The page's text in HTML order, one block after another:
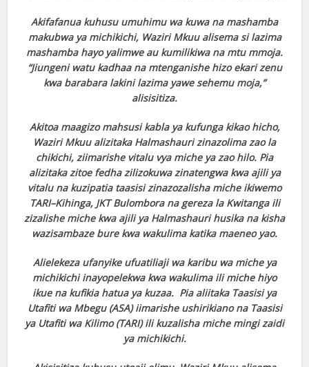
Akifafanua kuhusu umuhimu wa kuwa na mashamba
makubwa ya michikichi, Waziri Mkuu alisema si lazima
mashamba hayo yalimwe au kumilikiwa na mtu mmoja.
“Jiungeni watu kadhaa na mtenganishe hizo ekari zenu
kwa barabara lakini lazima yawe sehemu moja,”
alisisitiza.
Akitoa maagizo mahsusi kabla ya kufunga kikao hicho,
Waziri Mkuu alizitaka Halmashauri zinazolima zao la
chikichi, ziimarishe vitalu vya miche ya zao hilo. Pia
alizitaka zitoe fedha zilizokuwa zinatengwa kwa ajili ya
vitalu na kuzipatia taasisi zinazozalisha miche ikiwemo
TARI–Kihinga, JKT Bulombora na gereza la Kwitanga ili
zizalishe miche kwa ajili ya Halmashauri husika na kisha
wazisambaze bure kwa wakulima katika maeneo yao.
Alielekeza ufanyike ufuatiliaji wa karibu wa miche ya
michikichi inayopelekwa kwa wakulima ili miche hiyo
ikue na kufikia hatua ya kuzaa. Pia aliitaka Taasisi ya
Utafiti wa Mbegu (ASA) iimarishe ushirikiano na Taasisi
ya Utafiti wa Kilimo (TARI) ili kuzalisha miche mingi zaidi
ya michikichi.